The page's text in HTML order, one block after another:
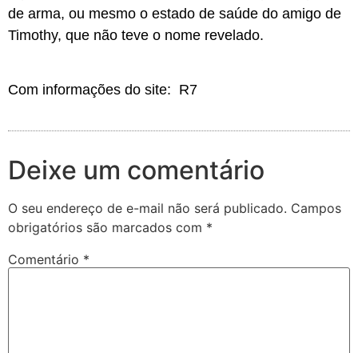
de arma, ou mesmo o estado de saúde do amigo de
Timothy, que não teve o nome revelado.
Com informações do site: R7
Deixe um comentário
O seu endereço de e-mail não será publicado. Campos
obrigatórios são marcados com *
Comentário *